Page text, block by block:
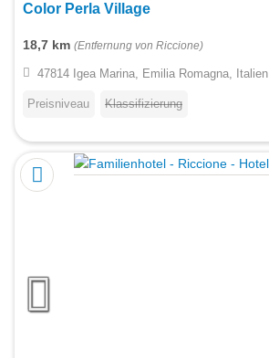
Color Perla Village
18,7 km (Entfernung von Riccione)
47814 Igea Marina, Emilia Romagna, Italien
Preisniveau Klassifizierung